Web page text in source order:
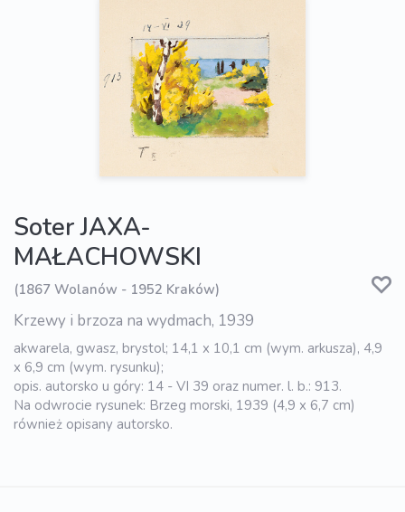
Soter JAXA-
MAŁACHOWSKI
(1867 Wolanów - 1952 Kraków)
Krzewy i brzoza na wydmach, 1939
akwarela, gwasz, brystol; 14,1 x 10,1 cm (wym. arkusza), 4,9
x 6,9 cm (wym. rysunku);
opis. autorsko u góry: 14 - VI 39 oraz numer. l. b.: 913.
Na odwrocie rysunek: Brzeg morski, 1939 (4,9 x 6,7 cm)
również opisany autorsko.